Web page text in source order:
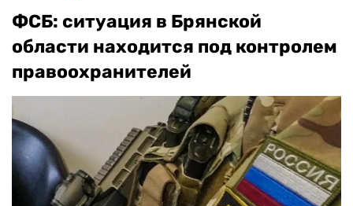
ФСБ: ситуация в Брянской
области находится под контролем
правоохранителей